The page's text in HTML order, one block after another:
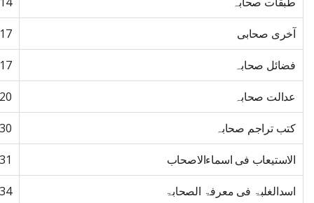
آخری صحابی 17
فضائل صحابہ 17
عدالت صحابہ 20
کتب تراجم صحابہ 30
الاستیعاب فی اسماءالاصحاب 31
اسدالغلبۃ فی معرفۃ الصحابۃ 34